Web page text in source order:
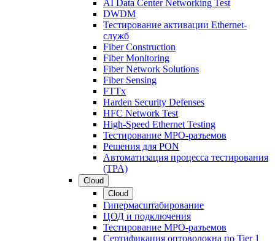
AI Data Center Networking Test
DWDM
Тестирование активации Ethernet-
служб
Fiber Construction
Fiber Monitoring
Fiber Network Solutions
Fiber Sensing
FTTx
Harden Security Defenses
HFC Network Test
High-Speed Ethernet Testing
Тестирование МРО-разъемов
Решения для PON
Автоматизация процесса тестирования
(TPA)
Cloud
Cloud
Гипермасштабирование
ЦОД и подключения
Тестирование МРО-разъемов
Сертификация оптоволокна по Tier 1